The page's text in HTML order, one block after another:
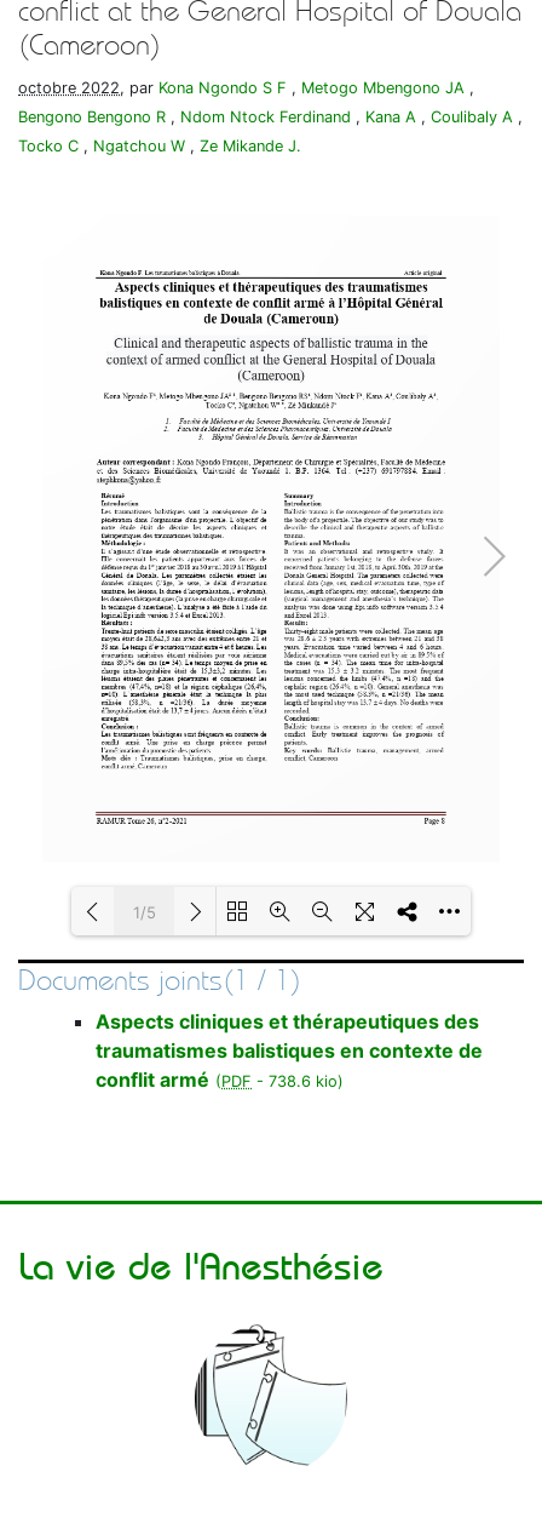
conflict at the General Hospital of Douala
(Cameroon)
octobre 2022, par Kona Ngondo S F , Metogo Mbengono JA ,
Bengono Bengono R , Ndom Ntock Ferdinand , Kana A , Coulibaly A ,
Tocko C , Ngatchou W , Ze Mikande J.
Loading PDF 100% ...
1/5
Documents joints(1 / 1)
Aspects cliniques et thérapeutiques des
traumatismes balistiques en contexte de
conflit armé (PDF - 738.6 kio)
La vie de l'Anesthésie